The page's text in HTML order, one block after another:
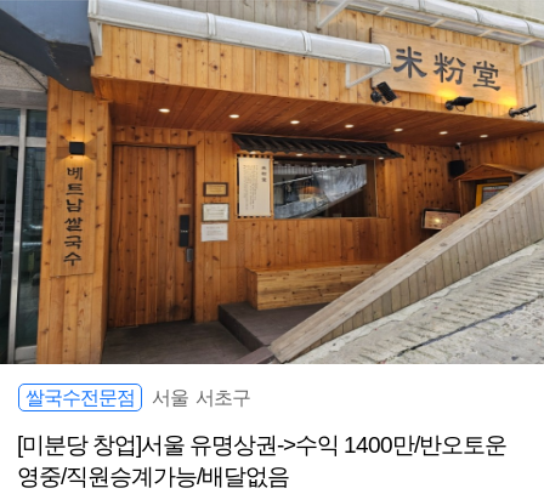
쌀국수전문점 서울 서초구
[미분당 창업]서울 유명상권->수익 1400만/반오토운
영중/직원승계가능/배달없음